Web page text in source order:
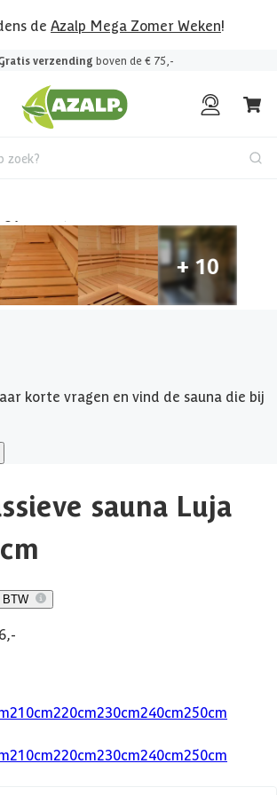
de Azalp Mega Zomer Weken!
verzending boven de € 75,-
zoek?
augustus
korte vragen en vind de sauna die bij
sauna Luja
BTW
210cm220cm230cm240cm250cm
210cm220cm230cm240cm250cm